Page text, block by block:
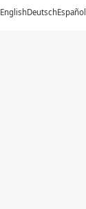
EnglishDeutschEspañol